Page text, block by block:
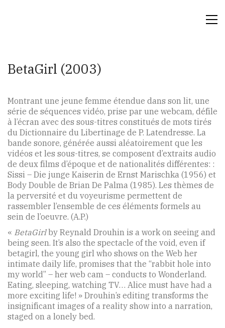
BetaGirl (2003)
Montrant une jeune femme étendue dans son lit, une
série de séquences vidéo, prise par une webcam, défile
à l’écran avec des sous-titres constitués de mots tirés
du Dictionnaire du Libertinage de P. Latendresse. La
bande sonore, générée aussi aléatoirement que les
vidéos et les sous-titres, se composent d’extraits audio
de deux films d’époque et de nationalités différentes: :
Sissi – Die junge Kaiserin de Ernst Marischka (1956) et
Body Double de Brian De Palma (1985). Les thèmes de
la perversité et du voyeurisme permettent de
rassembler l’ensemble de ces éléments formels au
sein de l’oeuvre. (A.P.)
« BetaGirlby Reynald Drouhin is a work on seeing and
being seen. It’s also the spectacle of the void, even if
betagirl, the young girl who shows on the Web her
intimate daily life, promises that the “rabbit hole into
my world” – her web cam – conducts to Wonderland.
Eating, sleeping, watching TV… Alice must have had a
more exciting life! » Drouhin’s editing transforms the
insignificant images of a reality show into a narration,
staged on a lonely bed.